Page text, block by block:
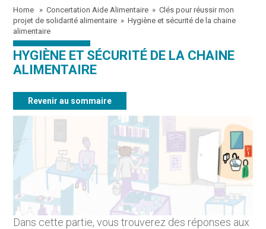
Home »Concertation Aide Alimentaire »Clés pour réussir mon
projet de solidarité alimentaire »Hygiène et sécurité de la chaine
alimentaire
HYGIÈNE ET SÉCURITÉ DE LA CHAINE
ALIMENTAIRE
Revenir au sommaire
Dans cette partie, vous trouverez des réponses aux